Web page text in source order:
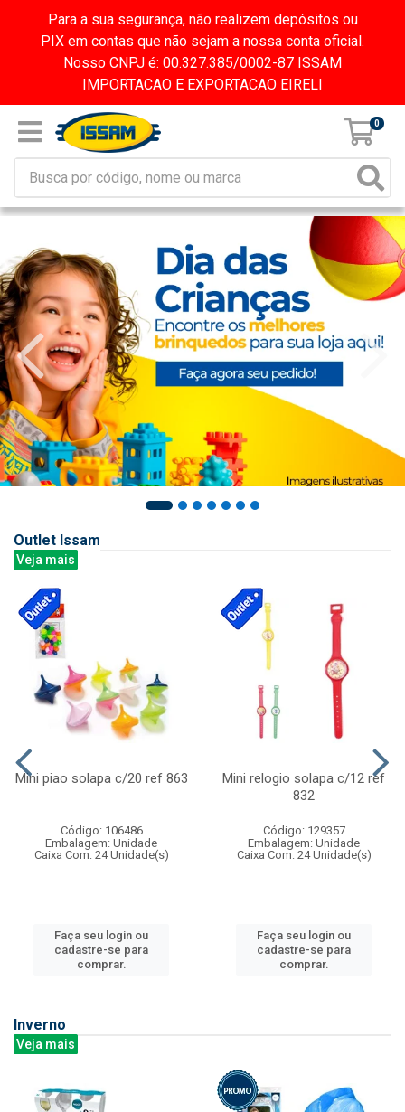
Para a sua segurança, não realizem depósitos ou
PIX em contas que não sejam a nossa conta oficial.
Nosso CNPJ é: 00.327.385/0002-87 ISSAM
IMPORTACAO E EXPORTACAO EIRELI
0
Outlet Issam
Veja mais
Mini piao solapa c/20 ref 863
Código: 106486
Embalagem: Unidade
Caixa Com: 24 Unidade(s)
Faça seu login ou
cadastre-se para
comprar.
Mini relogio solapa c/12 ref
832
Código: 129357
Embalagem: Unidade
Caixa Com: 24 Unidade(s)
Faça seu login ou
cadastre-se para
comprar.
Inverno
Veja mais